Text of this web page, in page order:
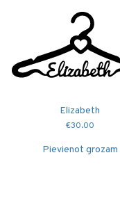
Elizabeth
€30.00
Pievienot grozam